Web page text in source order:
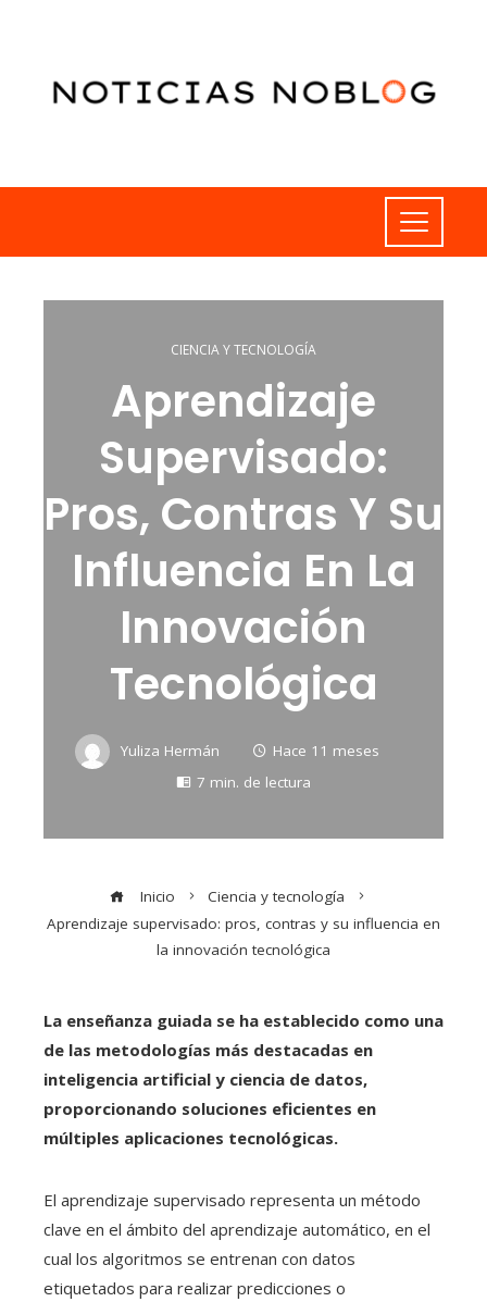
CIENCIA Y TECNOLOGÍA
Aprendizaje
Supervisado:
Pros, Contras Y Su
Influencia En La
Innovación
Tecnológica
Yuliza Hermán
Hace 11 meses
7 min. de lectura
Inicio
Ciencia y tecnología
Aprendizaje supervisado: pros, contras y su influencia en
la innovación tecnológica
La enseñanza guiada se ha establecido como una
de las metodologías más destacadas en
inteligencia artificial y ciencia de datos,
proporcionando soluciones eficientes en
múltiples aplicaciones tecnológicas.
El aprendizaje supervisado representa un método
clave en el ámbito del aprendizaje automático, en el
cual los algoritmos se entrenan con datos
etiquetados para realizar predicciones o